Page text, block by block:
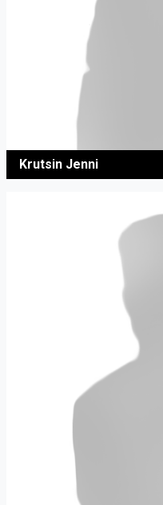
Krutsin Jenni